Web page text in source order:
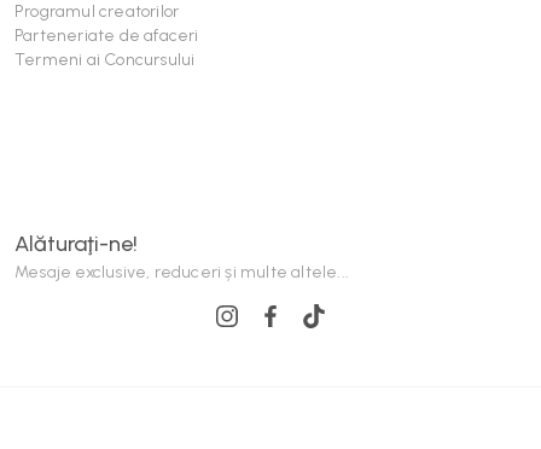
Programul creatorilor
Parteneriate de afaceri
Termeni ai Concursului
Alăturaţi-ne!
Mesaje exclusive, reduceri și multe altele...